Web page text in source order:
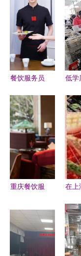
餐饮服务员
2800，为
何年轻人仍
蜂拥而至？
——老板揭
秘背后的生
存智慧
低学
务员
线的
何者
重庆餐饮服
提升服务质
量与文化品
在上
别墅
上专
烤宴